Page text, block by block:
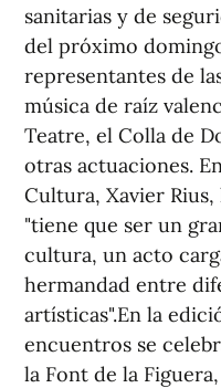
sanitarias y de
del próximo
representantes de
música de raíz
Teatre, el Colla de
otras actuaciones.
Cultura, Xavier
"tiene que ser un
cultura, un acto
hermandad entre
artísticas".En la
encuentros se
la Font de la